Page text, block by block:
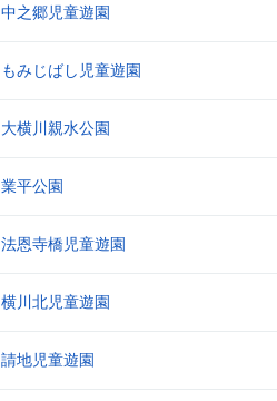
中之郷児童遊園
もみじばし児童遊園
大横川親水公園
業平公園
法恩寺橋児童遊園
横川北児童遊園
請地児童遊園